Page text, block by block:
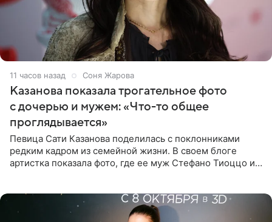
11 часов назад Соня Жарова
Казанова показала трогательное фото
с дочерью и мужем: «Что-то общее
проглядывается»
Певица Сати Казанова поделилась с поклонниками
редким кадром из семейной жизни. В своем блоге
артистка показала фото, где ее муж Стефано Тиоццо и